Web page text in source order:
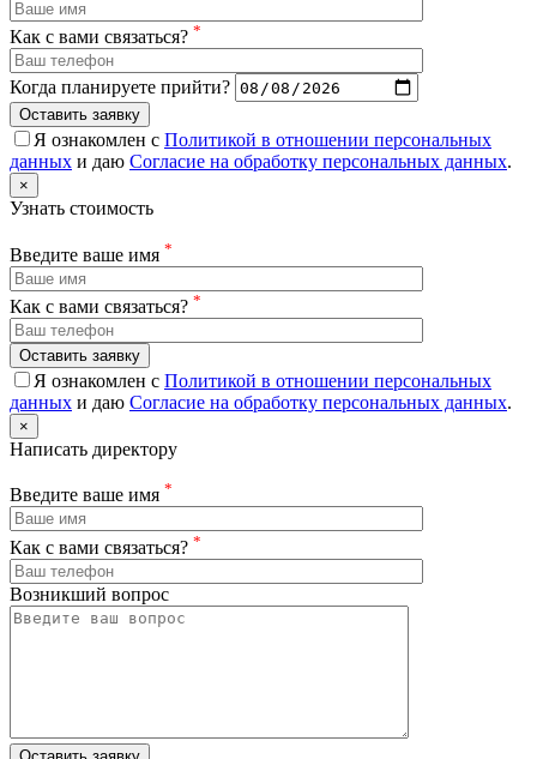
Как с вами связаться? *
Когда планируете прийти?
Оставить заявку
Я ознакомлен с Политикой в отношении персональных
данных и даю Согласие на обработку персональных данных.
×
Узнать стоимость
Введите ваше имя *
Как с вами связаться? *
Оставить заявку
Я ознакомлен с Политикой в отношении персональных
данных и даю Согласие на обработку персональных данных.
×
Написать директору
Введите ваше имя *
Как с вами связаться? *
Возникший вопрос